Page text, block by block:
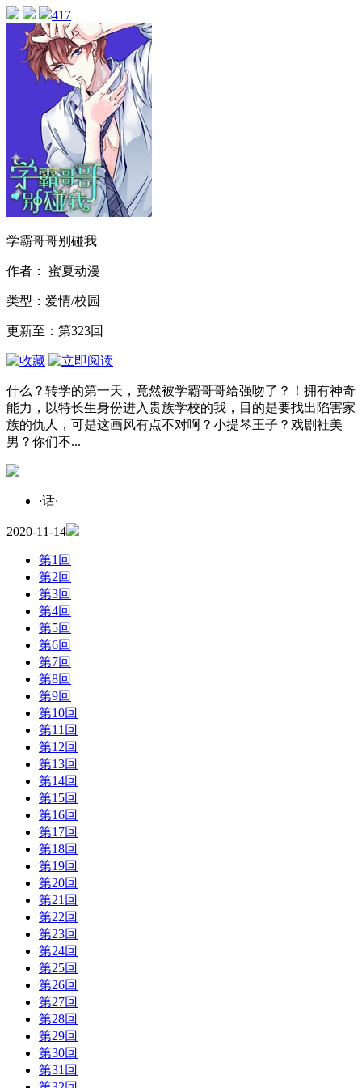
417
学霸哥哥别碰我
作者： 蜜夏动漫
类型：爱情/校园
更新至：第323回
什么？转学的第一天，竟然被学霸哥哥给强吻了？！拥有神奇
能力，以特长生身份进入贵族学校的我，目的是要找出陷害家
族的仇人，可是这画风有点不对啊？小提琴王子？戏剧社美
男？你们不...
·话·
2020-11-14
第1回
第2回
第3回
第4回
第5回
第6回
第7回
第8回
第9回
第10回
第11回
第12回
第13回
第14回
第15回
第16回
第17回
第18回
第19回
第20回
第21回
第22回
第23回
第24回
第25回
第26回
第27回
第28回
第29回
第30回
第31回